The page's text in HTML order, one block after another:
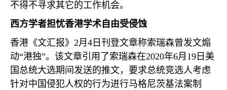
不得不寻求其它的工作机会。
西方学者担忧香港学术自由受侵蚀
香港《文汇报》 2月 4 日刊登文章称索瑞森曾发文煽
动“港独”。该文章引用了索瑞森在2020年6月 19 日美
国总统大选期间发送的推文，要求总统竞选人考虑
针对中国侵犯人权的行为进行马格尼茨基法案制